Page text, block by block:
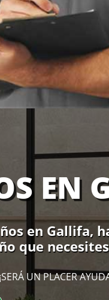
EN
en Gallifa,
que
UN PLACER